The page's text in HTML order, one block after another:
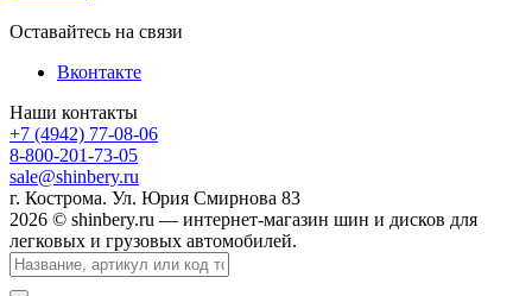
Оставайтесь на связи
Вконтакте
Наши контакты
+7 (4942) 77-08-06
8-800-201-73-05
sale@shinbery.ru
г. Кострома. Ул. Юрия Смирнова 83
2026 © shinbery.ru — интернет-магазин шин и дисков для
легковых и грузовых автомобилей.